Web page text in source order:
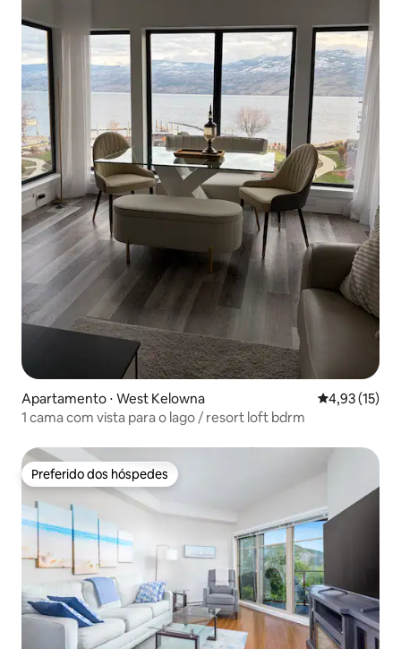
Apartamento ⋅ West Kelowna 4,93 de uma
4,93 (15)
1 cama com vista para o lago / resort loft bdrm
Preferido dos hóspedes
Preferido dos hóspedes